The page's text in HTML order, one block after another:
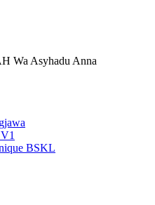
Wa Asyhadu Anna
BSKL